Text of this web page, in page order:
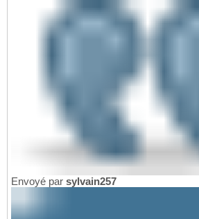
Envoyé par sylvain257